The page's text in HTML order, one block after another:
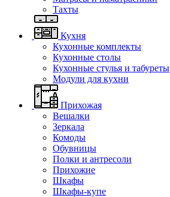
Тахты
Кухня
Кухонные комплекты
Кухонные столы
Кухонные стулья и табуреты
Модули для кухни
Прихожая
Вешалки
Зеркала
Комоды
Обувницы
Полки и антресоли
Прихожие
Шкафы
Шкафы-купе